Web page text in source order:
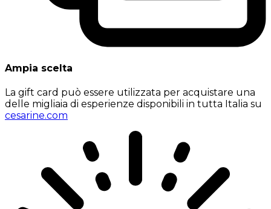
Ampia scelta
La gift card può essere utilizzata per acquistare una
delle migliaia di esperienze disponibili in tutta Italia su
cesarine.com